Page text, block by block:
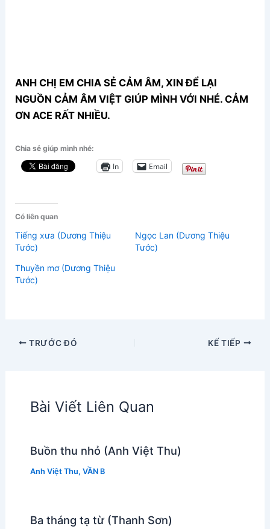
ANH CHỊ EM CHIA SẺ CẢM ÂM, XIN ĐỂ LẠI
NGUỒN CẢM ÂM VIỆT GIÚP MÌNH VỚI NHÉ. CẢM
ƠN ACE RẤT NHIỀU.
Chia sẻ giúp mình nhé:
In Email
Có liên quan
Tiếng xưa (Dương Thiệu
Tước)
Ngọc Lan (Dương Thiệu
Tước)
Thuyền mơ (Dương Thiệu
Tước)
TRƯỚC ĐÓ KẾ TIẾP
Bài Viết Liên Quan
Buồn thu nhỏ (Anh Việt Thu)
Anh Việt Thu, VẦN B
Ba tháng tạ từ (Thanh Sơn)